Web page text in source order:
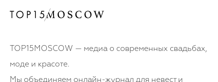
TOP15MOSCOW — медиа о современных свадьбах,
моде и красоте.
Мы объединяем онлайн-журнал для невест и